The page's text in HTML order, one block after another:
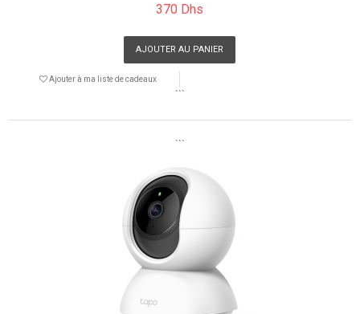
370 Dhs
AJOUTER AU PANIER
Ajouter à ma liste de cadeaux
```
```